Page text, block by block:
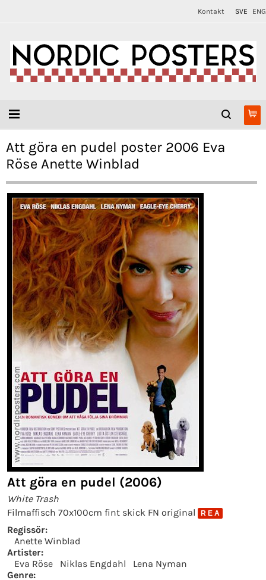
Kontakt SVE ENG
Att göra en pudel poster 2006 Eva
Röse Anette Winblad
Att göra en pudel (2006)
White Trash
Filmaffisch 70x100cm fint skick FN original
R E A
Regissör:
Anette Winblad
Artister:
Eva Röse
Niklas Engdahl
Lena Nyman
Genre: